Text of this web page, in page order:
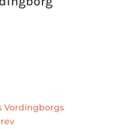
Vordingborgs